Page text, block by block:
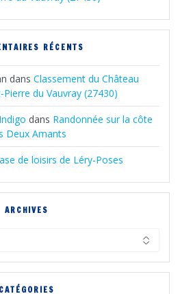
RÉCENTS
dans Classement du Château
Pierre du Vauvray (27430)
dans Randonnée sur la côte
Deux Amants
de loisirs de Léry-Poses
ARCHIVES
CATÉGORIES